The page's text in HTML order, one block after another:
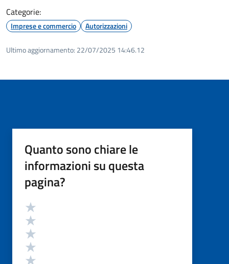
Categorie:
Imprese e commercio Autorizzazioni
Ultimo aggiornamento: 22/07/2025 14:46.12
Quanto sono chiare le
informazioni su questa
pagina?
Valutazione